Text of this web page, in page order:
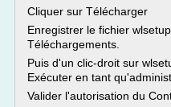
Cliquer sur Télécharger
Enregistrer le fichier
Téléchargements.
Puis d'un clic-droit sur
Exécuter en tant
Valider l'autorisation du